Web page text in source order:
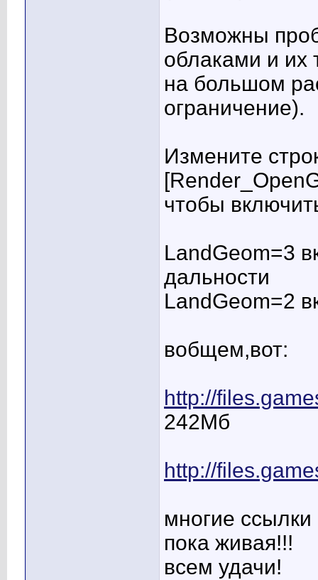
Возможны
облаками и их
на большом
ограничение).
Измените
чтобы
LandGeom=3
дальности
LandGeom=2
вобщем,вот:
http://
242Мб
http://
многие ссылки
пока живая!!!
всем удачи!